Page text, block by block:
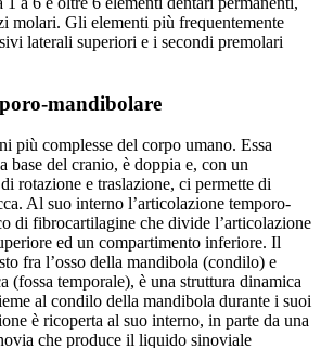
molari. Gli elementi più frequentemente
laterali superiori e i secondi premolari
mandibolare
più complesse del corpo umano. Essa
base del cranio, è doppia e, con un
rotazione e traslazione, ci permette di
Al suo interno l’articolazione temporo-
di fibrocartilagine che divide l’articolazione
ed un compartimento inferiore. Il
fra l’osso della mandibola (condilo) e
(fossa temporale), è una struttura dinamica
al condilo della mandibola durante i suoi
è ricoperta al suo interno, in parte da una
che produce il liquido sinoviale